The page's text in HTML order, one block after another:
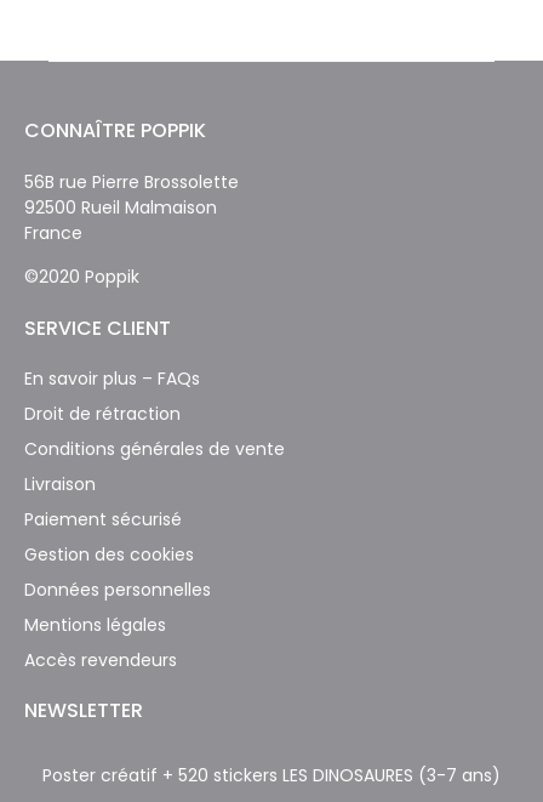
Poster créatif + 520 stickers LES DINOSAURES (3-7 ans)
CONNAÎTRE POPPIK
56B rue Pierre Brossolette
92500 Rueil Malmaison
France
©2020 Poppik
SERVICE CLIENT
En savoir plus – FAQs
Droit de rétraction
Conditions générales de vente
Livraison
Paiement sécurisé
Gestion des cookies
Données personnelles
Mentions légales
Accès revendeurs
NEWSLETTER
Abonnez-vous maintenant pour des offres exclusives